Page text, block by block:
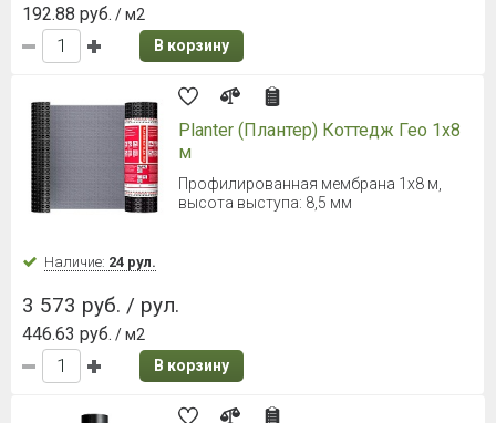
192.88 руб. / м2
В корзину
Planter (Плантер) Коттедж Гео 1х8
м
Профилированная мембрана 1х8 м,
высота выступа: 8,5 мм
Наличие: 24 рул.
3 573 руб. / рул.
446.63 руб. / м2
В корзину